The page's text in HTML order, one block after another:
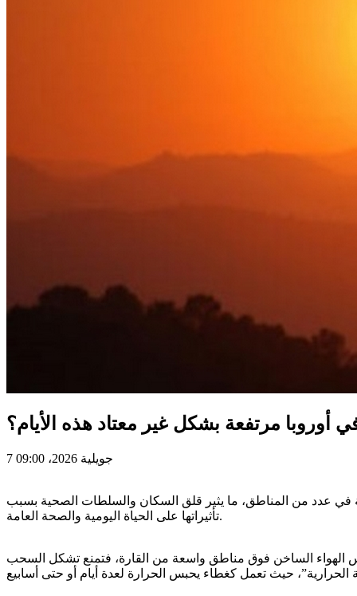
أوروبا مرتفعة بشكل غير معتاد هذه الأيام؟
7 جويلية 2026، 09:00
في عدد من المناطق، ما يثير قلق السكان والسلطات الصحية بسبب
تأثيراتها على الحياة اليومية والصحة العامة.
الهواء الساخن فوق مناطق واسعة من القارة، فتمنع تشكل السحب